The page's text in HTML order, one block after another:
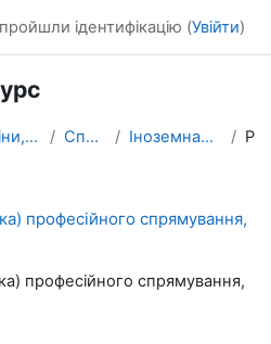
ідентифікацію (Увійти)
Дисципліни, які формують фахові компетентності Спеціальність ПРАВО ІноземнаМоваПрофесійногоСпрямування
професійного спрямування,
професійного спрямування,